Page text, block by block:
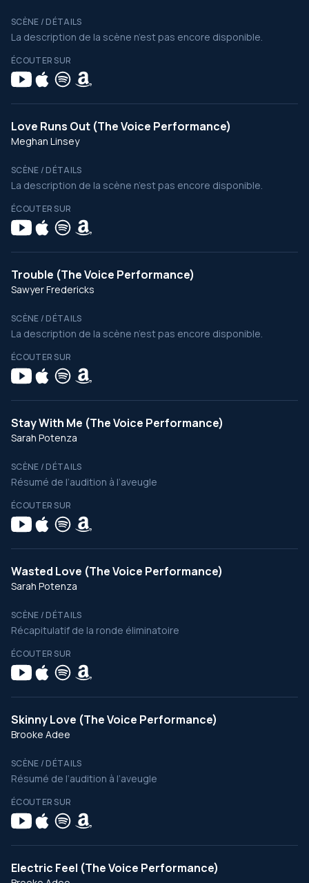
SCÈNE / DÉTAILS
La description de la scène n’est pas encore disponible.
ÉCOUTER SUR
Love Runs Out (The Voice Performance)
Meghan Linsey
SCÈNE / DÉTAILS
La description de la scène n’est pas encore disponible.
ÉCOUTER SUR
Trouble (The Voice Performance)
Sawyer Fredericks
SCÈNE / DÉTAILS
La description de la scène n’est pas encore disponible.
ÉCOUTER SUR
Stay With Me (The Voice Performance)
Sarah Potenza
SCÈNE / DÉTAILS
Résumé de l’audition à l’aveugle
ÉCOUTER SUR
Wasted Love (The Voice Performance)
Sarah Potenza
SCÈNE / DÉTAILS
Récapitulatif de la ronde éliminatoire
ÉCOUTER SUR
Skinny Love (The Voice Performance)
Brooke Adee
SCÈNE / DÉTAILS
Résumé de l’audition à l’aveugle
ÉCOUTER SUR
Electric Feel (The Voice Performance)